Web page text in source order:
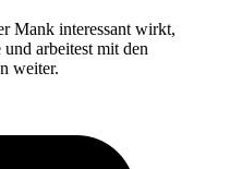
Mank interessant wirkt,
arbeitest mit den
weiter.